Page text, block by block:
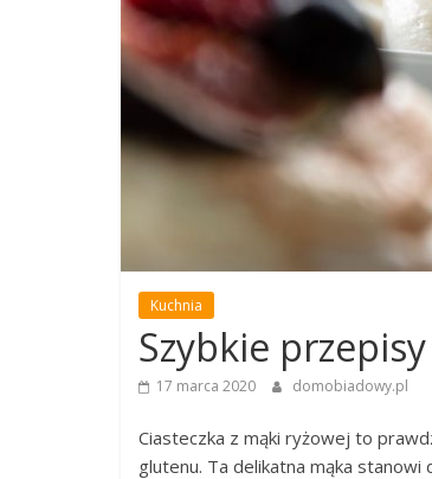
Kuchnia
Szybkie
17 marca 2020 domobiadowy.pl
Ciasteczka z mąki ryżowej to
glutenu. Ta delikatna mąka stanowi